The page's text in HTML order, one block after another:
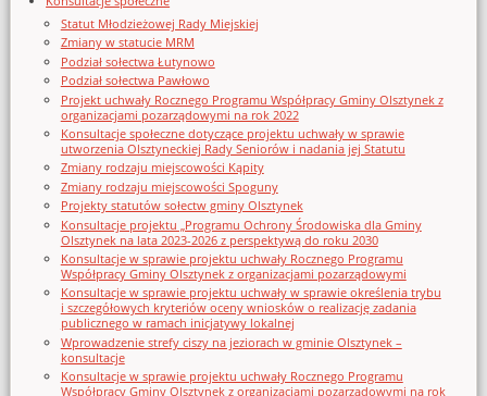
Statut Młodzieżowej Rady Miejskiej
Zmiany w statucie MRM
Podział sołectwa Łutynowo
Podział sołectwa Pawłowo
Projekt uchwały Rocznego Programu Współpracy Gminy Olsztynek z
organizacjami pozarządowymi na rok 2022
Konsultacje społeczne dotyczące projektu uchwały w sprawie
utworzenia Olsztyneckiej Rady Seniorów i nadania jej Statutu
Zmiany rodzaju miejscowości Kąpity
Zmiany rodzaju miejscowości Spoguny
Projekty statutów sołectw gminy Olsztynek
Konsultacje projektu „Programu Ochrony Środowiska dla Gminy
Olsztynek na lata 2023-2026 z perspektywą do roku 2030
Konsultacje w sprawie projektu uchwały Rocznego Programu
Współpracy Gminy Olsztynek z organizacjami pozarządowymi
Konsultacje w sprawie projektu uchwały w sprawie określenia trybu
i szczegółowych kryteriów oceny wniosków o realizację zadania
publicznego w ramach inicjatywy lokalnej
Wprowadzenie strefy ciszy na jeziorach w gminie Olsztynek –
konsultacje
Konsultacje w sprawie projektu uchwały Rocznego Programu
Współpracy Gminy Olsztynek z organizacjami pozarządowymi na rok